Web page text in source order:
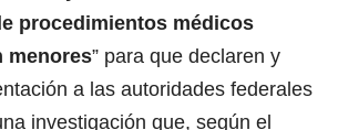
procedimientos médicos
menores” para que declaren y
a las autoridades federales
investigación que, según el